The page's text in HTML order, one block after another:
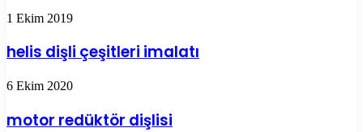
1 Ekim 2019
helis dişli çeşitleri imalatı
6 Ekim 2020
motor redüktör dişlisi